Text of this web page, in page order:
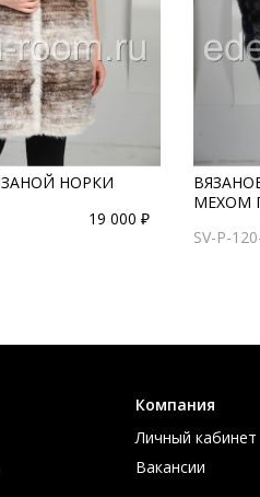
НОРКИ
19 000 ₽
МЕХОМ
SV-P-
Компания
Личный кабинет
Вакансии